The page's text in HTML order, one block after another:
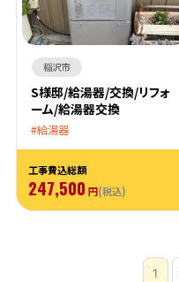
稲沢市
S様邸/給湯器/交換/リフォ
ーム/給湯器交換
給湯器
工事費込総額
247,500 円(税込)
1